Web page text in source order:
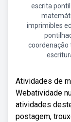
escrita
imprimibles
coordenação
Atividades de
Webatividade
atividades
postagem,